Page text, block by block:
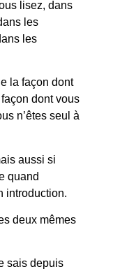
lisez, dans
les
les
la façon dont
dont vous
n’êtes seul à
aussi si
quand
introduction.
deux mêmes
sais depuis